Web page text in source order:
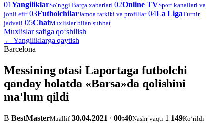
01YangiliklarSo‘nggi Barça xabarlari 02Online TVSport kanallari va
jonli efir 03FutbolchilarJamoa tarkibi va profillar 04La LigaTurnir
jadvali 05ChatMuxlislar bilan suhbat
Muxlislar safiga qo‘shilish
← Yangiliklarga qaytish
Barcelona
Messining otasi Laportaga futbolchi
qanday holatda «Barsa»da qolishini
ma'lum qildi
B BestMasterMuallif 30.04.2021 · 00:40Nashr vaqti 1 149Ko‘rildi